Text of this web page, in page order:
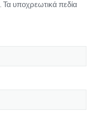
Τα υποχρεωτικά πεδία